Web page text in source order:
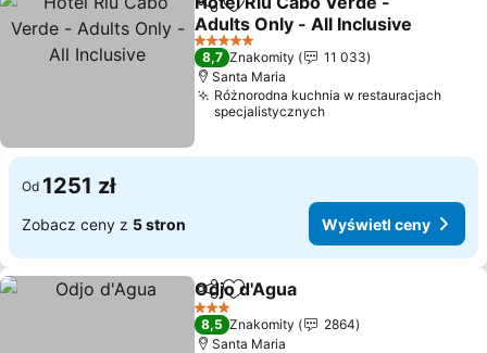
UdostępnijDodaj do ulubionych
Adults Only - All Inclusive
5 Kategoria
8,7 Znakomity
11 033
Santa Maria
Różnorodna kuchnia w restauracjach
specjalistycznych
Od 1251 zł
Zobacz ceny z 5 stron Wyświetl ceny
Udostępnij
Dodaj do ulubionych
Odjo d'Agua
3 Kategoria
8,5 Znakomity
2864
Santa Maria